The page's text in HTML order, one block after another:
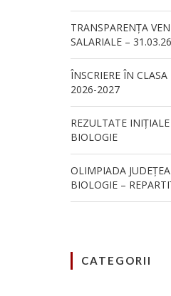
TRANSPARENȚA
SALARIALE – 31.03.26
ÎNSCRIERE ÎN
2026-2027
REZULTATE
BIOLOGIE
OLIMPIADA
BIOLOGIE –
CATEGORII